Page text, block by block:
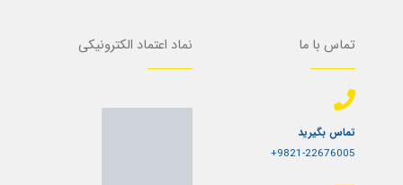
تماس با ما
تماس بگیرید
9821-22676005+
نماد اعتماد الکترونیکی